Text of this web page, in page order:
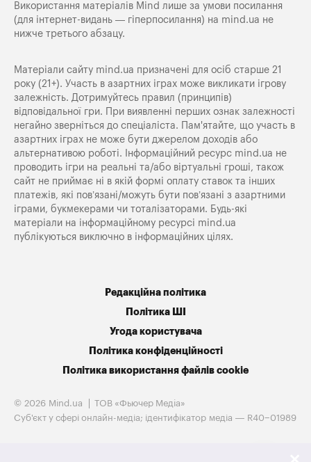
Використання матеріалів Mind лише за умови посилання
(для інтернет-видань — гіперпосилання) на mind.ua не
нижче третього абзацу.
Матеріали сайту mind.ua призначені для осіб старше 21
року (21+). Участь в азартних іграх може викликати ігрову
залежність. Дотримуйтесь правил (принципів)
відповідальної гри. При виявленні перших ознак залежності
негайно зверніться до спеціаліста. Пам'ятайте, що участь в
азартних іграх не може бути джерелом доходів або
альтернативою роботі. Інформаційний ресурс mind.ua не
проводить ігри на реальні та/або віртуальні гроші, також
сайт не приймає ні в якій формі оплату ставок та інших
платежів, які пов’язані/можуть бути пов’язані з азартними
іграми, букмекерами чи тоталізаторами. Будь-які
матеріали на інформаційному ресурсі mind.ua
публікуються виключно в інформаційних цілях.
Редакційна політика
Політика ШІ
Угода користувача
Політика конфіденційності
Політика використання файлів cookie
© 2026 Mind.ua
ТОВ «Фьючер Медiа»
Cуб'єкт у сфері онлайн-медіа; ідентифікатор медіа — R40−01989